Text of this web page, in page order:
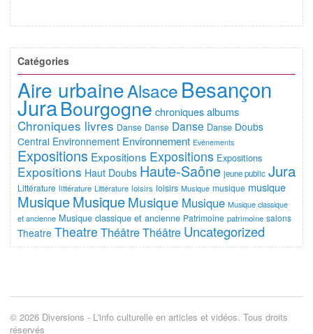
Catégories
Aire urbaineAlsace Besançon
JuraBourgogne chroniques albums
Chroniques livres Danse Danse Danse Danse Doubs
Central Environnement Environnement Evénements
Expositions Expositions Expositions Expositions
Expositions Haut Doubs Haute-Saône jeune public Jura
Littérature littérature Littérature loisirs loisirs Musique musique musique
MusiqueMusiqueMusique Musique Musique classique
et ancienne Musique classique et ancienne Patrimoine patrimoine salons
Theatre Theatre ThéâtreThéâtre Uncategorized
© 2026 Diversions - L'info culturelle en articles et vidéos. Tous droits
réservés